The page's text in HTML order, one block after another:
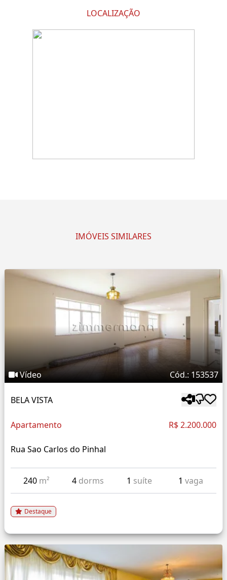
LOCALIZAÇÃO
IMÓVEIS SIMILARES
Vídeo Cód.: 153537
BELA VISTA
Apartamento R$ 2.200.000
Rua Sao Carlos do Pinhal
240 m² 4 dorms 1 suíte 1 vaga
Destaque